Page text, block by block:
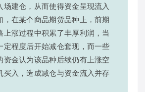
场建仓，从而使得资金呈现流入
，在某个商品期货品种上，前期
上涨过程中积累了丰厚利润，当
定程度后开始减仓套现，而一些
资金认为该品种后续仍有上涨空
买入，造成减仓与资金流入并存